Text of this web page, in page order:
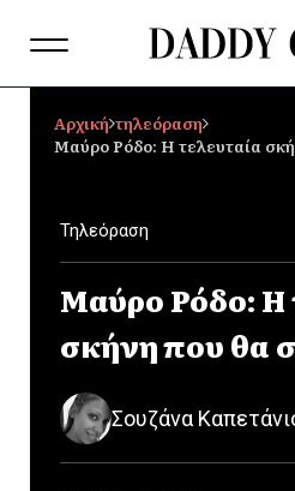
Αρχική τηλεόραση
Μαύρο Ρόδο: Η τελευταία
Τηλεόραση
Μαύρο Ρόδο: Η
σκήνη που θα
Σουζάνα